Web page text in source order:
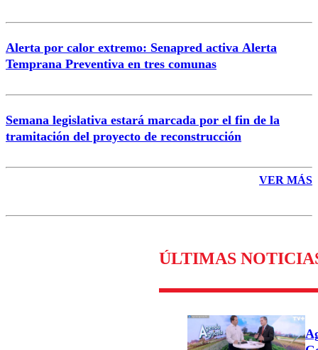
Alerta por calor extremo: Senapred activa Alerta
Temprana Preventiva en tres comunas
Semana legislativa estará marcada por el fin de la
tramitación del proyecto de reconstrucción
VER MÁS
ÚLTIMAS